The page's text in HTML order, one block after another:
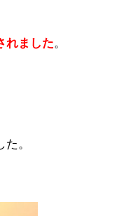
れました。
。